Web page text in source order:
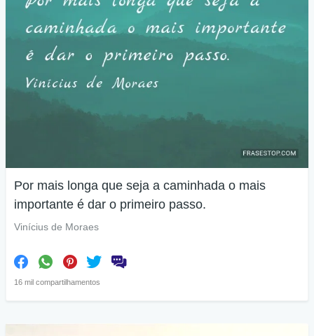
Por mais longa que seja a caminhada o mais
importante é dar o primeiro passo.
Vinícius de Moraes
16 mil compartilhamentos